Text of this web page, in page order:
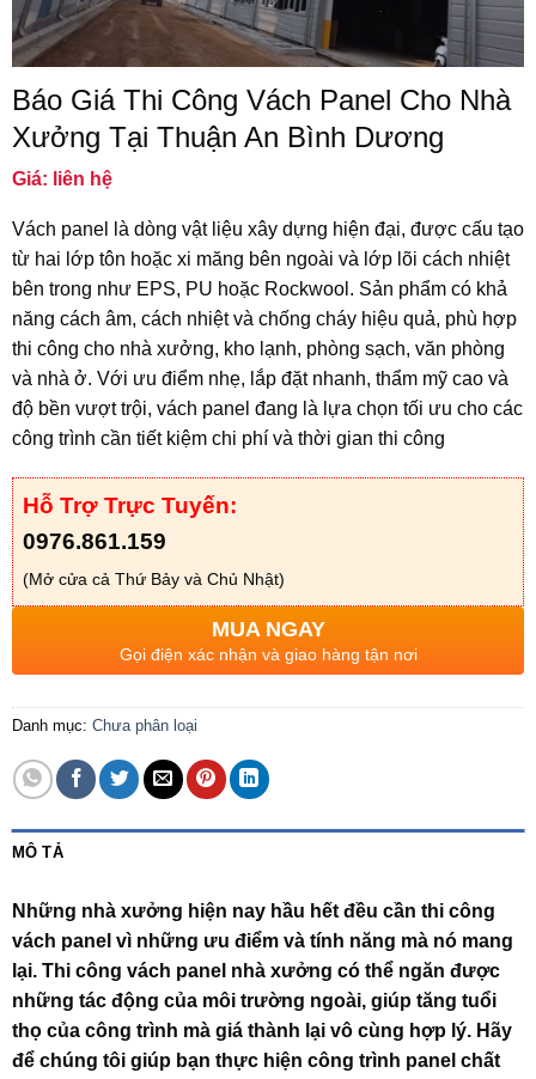
Báo Giá Thi Công Vách Panel Cho Nhà
Xưởng Tại Thuận An Bình Dương
Giá: liên hệ
Vách panel là dòng vật liệu xây dựng hiện đại, được cấu tạo
từ hai lớp tôn hoặc xi măng bên ngoài và lớp lõi cách nhiệt
bên trong như EPS, PU hoặc Rockwool. Sản phẩm có khả
năng cách âm, cách nhiệt và chống cháy hiệu quả, phù hợp
thi công cho nhà xưởng, kho lạnh, phòng sạch, văn phòng
và nhà ở. Với ưu điểm nhẹ, lắp đặt nhanh, thẩm mỹ cao và
độ bền vượt trội, vách panel đang là lựa chọn tối ưu cho các
công trình cần tiết kiệm chi phí và thời gian thi công
Hỗ Trợ Trực Tuyến:
0976.861.159
(Mở cửa cả Thứ Bảy và Chủ Nhật)
MUA NGAY
Gọi điện xác nhận và giao hàng tận nơi
Danh mục: Chưa phân loại
MÔ TẢ
Những nhà xưởng hiện nay hầu hết đều cần thi công
vách panel vì những ưu điểm và tính năng mà nó mang
lại. Thi công vách panel nhà xưởng có thể ngăn được
những tác động của môi trường ngoài, giúp tăng tuổi
thọ của công trình mà giá thành lại vô cùng hợp lý. Hãy
để chúng tôi giúp bạn thực hiện công trình panel chất